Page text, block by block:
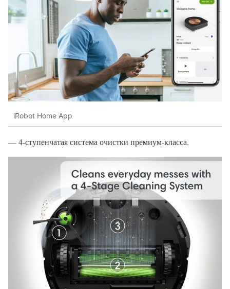
iRobot Home App
— 4-ступенчатая система очистки премиум-класса.